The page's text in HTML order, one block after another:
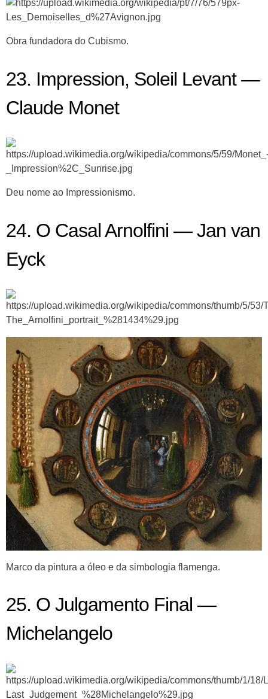
Obra fundadora do Cubismo.
23. Impression, Soleil Levant —
Claude Monet
Deu nome ao Impressionismo.
24. O Casal Arnolfini — Jan van
Eyck
Marco da pintura a óleo e da simbologia flamenga.
25. O Julgamento Final —
Michelangelo